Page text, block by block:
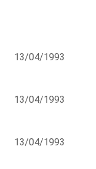
13/04/1993
13/04/1993
13/04/1993